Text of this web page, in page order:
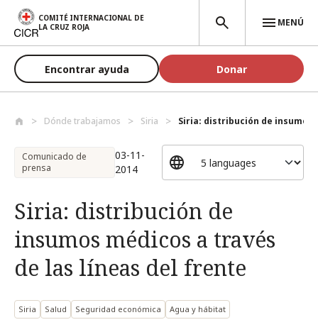
Pasar al contenido principal
COMITÉ INTERNACIONAL DE
LA CRUZ ROJA
MENÚ
Encontrar ayuda Donar
Dónde trabajamos Siria Siria: distribución de insumos
Comunicado de
prensa
03-11-
2014
Siria: distribución de
insumos médicos a través
de las líneas del frente
Siria Salud Seguridad económica Agua y hábitat